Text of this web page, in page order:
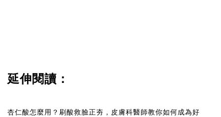
延伸閱讀：
杏仁酸怎麼用？刷酸救臉正夯，皮膚科醫師教你如何成為好